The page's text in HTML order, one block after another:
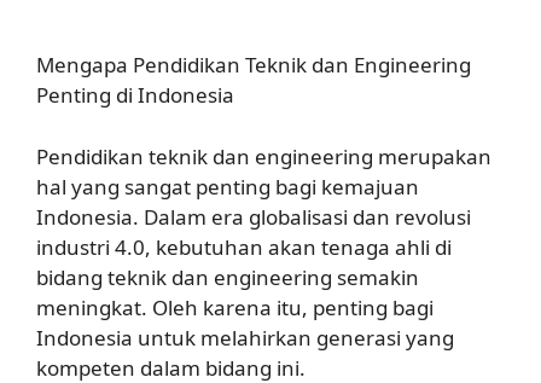
Mengapa Pendidikan Teknik dan Engineering
Penting di Indonesia
Pendidikan teknik dan engineering merupakan
hal yang sangat penting bagi kemajuan
Indonesia. Dalam era globalisasi dan revolusi
industri 4.0, kebutuhan akan tenaga ahli di
bidang teknik dan engineering semakin
meningkat. Oleh karena itu, penting bagi
Indonesia untuk melahirkan generasi yang
kompeten dalam bidang ini.